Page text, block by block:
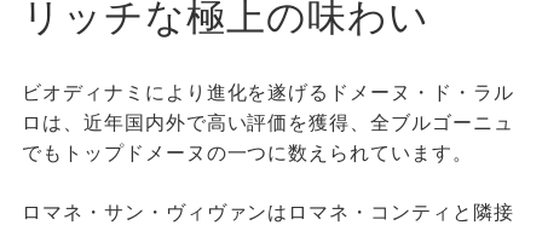
リッチな極上の味わい
ビオディナミにより進化を遂げるドメーヌ・ド・ラル
ロは、近年国内外で高い評価を獲得、全ブルゴーニュ
でもトップドメーヌの一つに数えられています。
ロマネ・サン・ヴィヴァンはロマネ・コンティと隣接